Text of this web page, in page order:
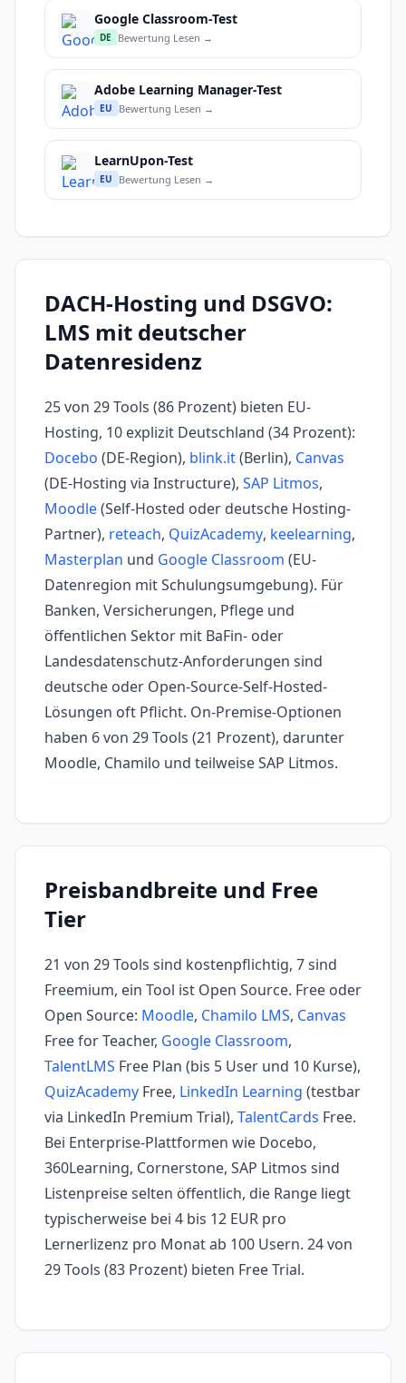
Google Classroom-Test
DE Bewertung Lesen →
Adobe Learning Manager-Test
EU Bewertung Lesen →
LearnUpon-Test
EU Bewertung Lesen →
DACH-Hosting und DSGVO:
LMS mit deutscher
Datenresidenz
25 von 29 Tools (86 Prozent) bieten EU-
Hosting, 10 explizit Deutschland (34 Prozent):
Docebo (DE-Region), blink.it(Berlin), Canvas
(DE-Hosting via Instructure), SAP Litmos,
Moodle(Self-Hosted oder deutsche Hosting-
Partner), reteach, QuizAcademy, keelearning,
Masterplan und Google Classroom (EU-
Datenregion mit Schulungsumgebung). Für
Banken, Versicherungen, Pflege und
öffentlichen Sektor mit BaFin- oder
Landesdatenschutz-Anforderungen sind
deutsche oder Open-Source-Self-Hosted-
Lösungen oft Pflicht. On-Premise-Optionen
haben 6 von 29 Tools (21 Prozent), darunter
Moodle, Chamilo und teilweise SAP Litmos.
Preisbandbreite und Free
Tier
21 von 29 Tools sind kostenpflichtig, 7 sind
Freemium, ein Tool ist Open Source. Free oder
Open Source: Moodle, Chamilo LMS, Canvas
Free for Teacher, Google Classroom,
TalentLMS Free Plan (bis 5 User und 10 Kurse),
QuizAcademy Free, LinkedIn Learning (testbar
via LinkedIn Premium Trial), TalentCards Free.
Bei Enterprise-Plattformen wie Docebo,
360Learning, Cornerstone, SAP Litmos sind
Listenpreise selten öffentlich, die Range liegt
typischerweise bei 4 bis 12 EUR pro
Lernerlizenz pro Monat ab 100 Usern. 24 von
29 Tools (83 Prozent) bieten Free Trial.